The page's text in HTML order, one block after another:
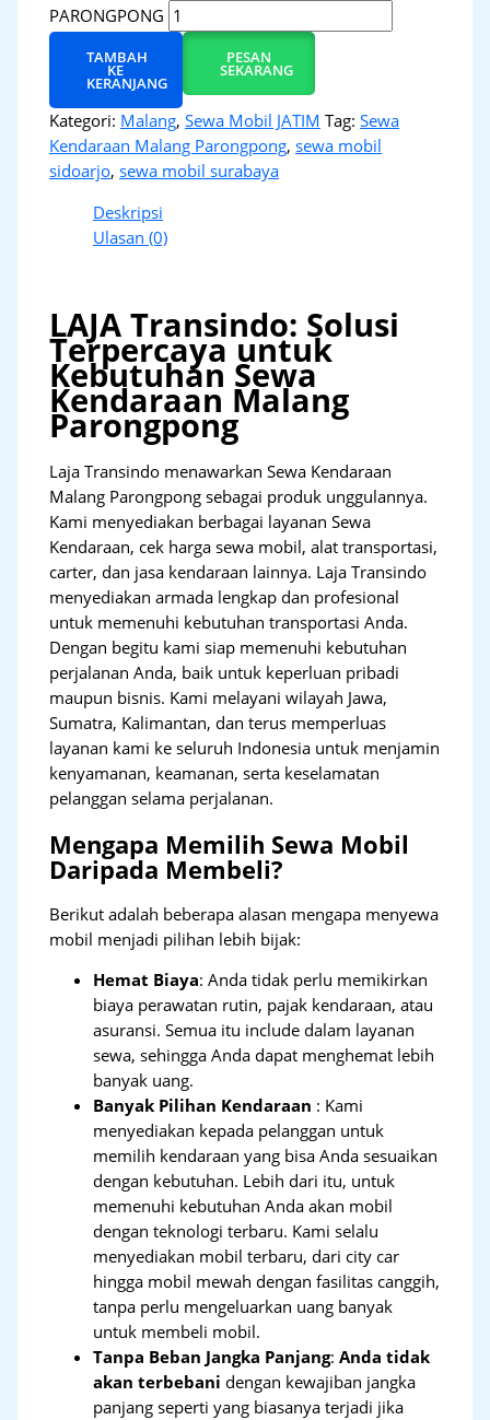
PARONGPONG
TAMBAH
KE
KERANJANG
PESAN
SEKARANG
Kategori: Malang,Sewa Mobil JATIM Tag:Sewa
Kendaraan Malang Parongpong,sewa mobil
sidoarjo,sewa mobil surabaya
Deskripsi
Ulasan (0)
LAJA Transindo: Solusi
Terpercaya untuk
Kebutuhan Sewa
Kendaraan Malang
Parongpong
Laja Transindo menawarkan Sewa Kendaraan
Malang Parongpong sebagai produk unggulannya.
Kami menyediakan berbagai layanan Sewa
Kendaraan, cek harga sewa mobil, alat transportasi,
carter, dan jasa kendaraan lainnya. Laja Transindo
menyediakan armada lengkap dan profesional
untuk memenuhi kebutuhan transportasi Anda.
Dengan begitu kami siap memenuhi kebutuhan
perjalanan Anda, baik untuk keperluan pribadi
maupun bisnis. Kami melayani wilayah Jawa,
Sumatra, Kalimantan, dan terus memperluas
layanan kami ke seluruh Indonesia untuk menjamin
kenyamanan, keamanan, serta keselamatan
pelanggan selama perjalanan.
Mengapa Memilih Sewa Mobil
Daripada Membeli?
Berikut adalah beberapa alasan mengapa menyewa
mobil menjadi pilihan lebih bijak:
Hemat Biaya: Anda tidak perlu memikirkan
biaya perawatan rutin, pajak kendaraan, atau
asuransi. Semua itu include dalam layanan
sewa, sehingga Anda dapat menghemat lebih
banyak uang.
Banyak Pilihan Kendaraan : Kami
menyediakan kepada pelanggan untuk
memilih kendaraan yang bisa Anda sesuaikan
dengan kebutuhan. Lebih dari itu, untuk
memenuhi kebutuhan Anda akan mobil
dengan teknologi terbaru. Kami selalu
menyediakan mobil terbaru, dari city car
hingga mobil mewah dengan fasilitas canggih,
tanpa perlu mengeluarkan uang banyak
untuk membeli mobil.
Tanpa Beban Jangka Panjang:Anda tidak
akan terbebani dengan kewajiban jangka
panjang seperti yang biasanya terjadi jika